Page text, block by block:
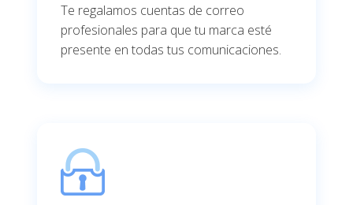
Te regalamos cuentas de correo
profesionales para que tu marca esté
presente en todas tus comunicaciones.